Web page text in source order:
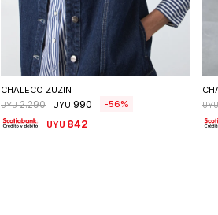
Seleccionar talle
CHALECO ZUZIN
UYU 2.290 UYU 990 56
UYU 842
UYU